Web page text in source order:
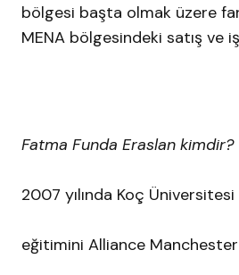
bölgesi başta olmak üzere
MENA bölgesindeki satış
Fatma Funda Eraslan kimdir?
2007 yılında Koç
eğitimini Alliance